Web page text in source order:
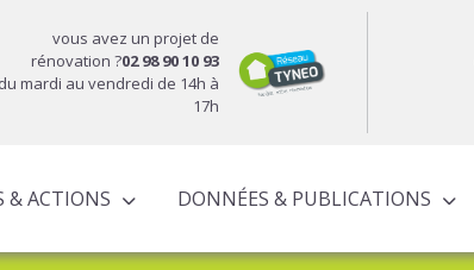
vous avez un projet de
rénovation ?02 98 90 10 93
du mardi au vendredi de 14h à
17h
& ACTIONS DONNÉES & PUBLICATIONS